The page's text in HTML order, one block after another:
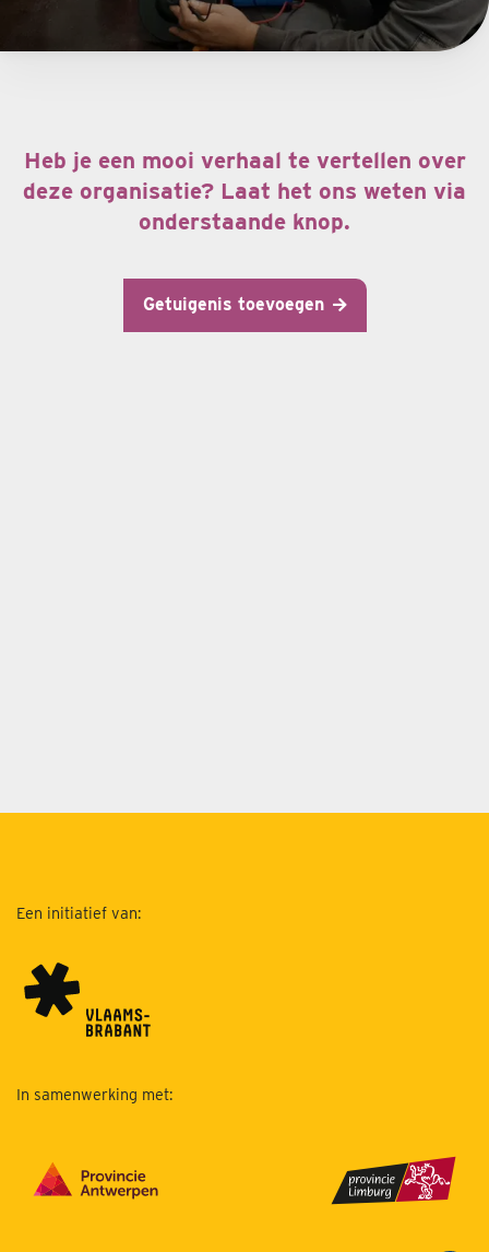
Heb je een mooi verhaal te vertellen over
deze organisatie? Laat het ons weten via
onderstaande knop.
Getuigenis toevoegen
Een initiatief van:
In samenwerking met: